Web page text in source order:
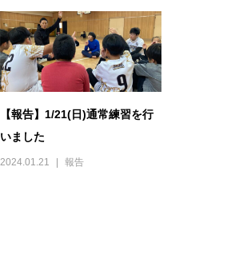
【報告】1/21(日)通常練習を行
いました
2024.01.21 報告